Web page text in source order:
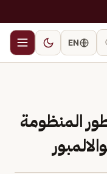
EN
المنظومة